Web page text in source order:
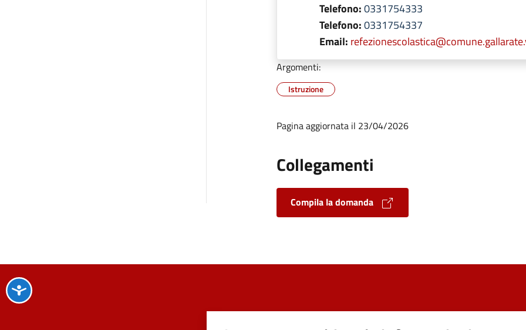
Telefono:0331754333
Telefono:0331754337
Email:
Argomenti:
Istruzione
Pagina aggiornata il 23/04/2026
Collegamenti
Compila la domanda